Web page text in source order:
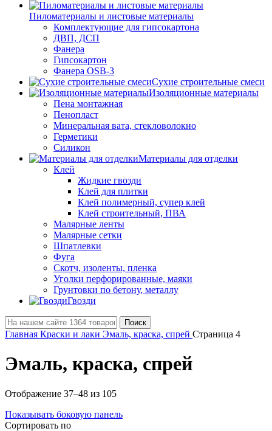
Пиломатериалы и листовые материалы
Комплектующие для гипсокартона
ДВП, ДСП
Фанера
Гипсокартон
Фанера OSB-3
Сухие строительные смеси
Изоляционные материалы
Пена монтажная
Пенопласт
Минеральная вата, стекловолокно
Герметики
Силикон
Материалы для отделки
Клей
Жидкие гвозди
Клей для плитки
Клей полимерный, супер клей
Клей строительный, ПВА
Малярные ленты
Малярные сетки
Шпатлевки
Фуга
Скотч, изоленты, пленка
Уголки перфорированные, маяки
Грунтовки по бетону, металлу
Гвозди
Поиск
Главная Краски и лаки Эмаль, краска, спрей Страница 4
Эмаль, краска, спрей
Отображение 37–48 из 105
Показывать боковую панель
Сортировать по